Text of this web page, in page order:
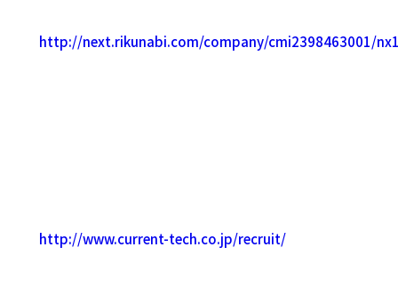
http://next.rikunabi.com/company/cmi2398463001/
http://www.current-tech.co.jp/recruit/